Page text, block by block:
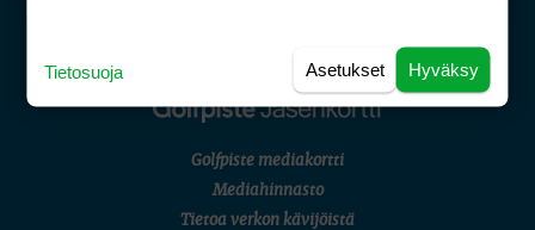
Golfpiste mediakortti
Mediahinnasto
Tietoa verkon kävijöistä
Hyväksy
Asetukset
Tietosuoja